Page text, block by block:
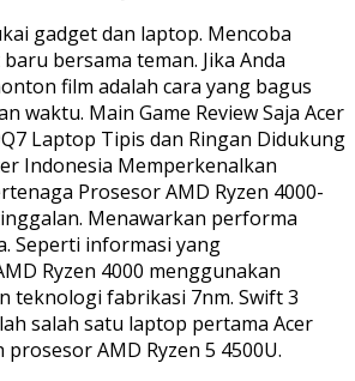
gadget dan laptop. Mencoba
bersama teman. Jika Anda
film adalah cara yang bagus
waktu. Main Game Review Saja Acer
Laptop Tipis dan Ringan Didukung
Indonesia Memperkenalkan
Prosesor AMD Ryzen 4000-
Menawarkan performa
Seperti informasi yang
Ryzen 4000 menggunakan
teknologi fabrikasi 7nm. Swift 3
salah satu laptop pertama Acer
AMD Ryzen 5 4500U.